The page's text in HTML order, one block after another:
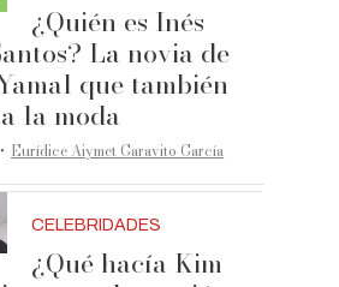
¿Quién es Inés
La novia de
que también
la moda
·Eurídice Aiymet Garavito García
CELEBRIDADES
¿Qué hacía Kim